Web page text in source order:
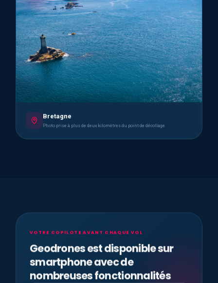
Bretagne
Photo prise à plus de deux kilomètres du point de décollage
VOTRE COPILOTE AVANT CHAQUE VOL
Geodrones est disponible sur
smartphone avec de
nombreuses fonctionnalités